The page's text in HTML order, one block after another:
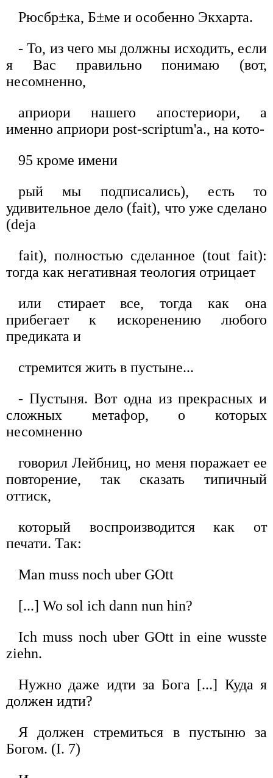
Рюсбр±ка, Б±ме и особенно Экхарта.
- То, из чего мы должны исходить, если
я Вас правильно понимаю (вот,
несомненно,
априори нашего апостериори, а
именно aприори post-scriptum'a., на кото-
95 кроме имени
рый мы подписались), есть то
удивительное дело (fait), что уже сделано
(deja
fait), полностью сделанное (tout fait):
тогда как негативная теология отрицает
или стирает все, тогда как она
прибегает к искоренению любого
предиката и
стремится жить в пустыне...
- Пустыня. Вот одна из прекрасных и
сложных метафор, о которых
несомненно
говорил Лейбниц, но меня поражает ее
повторение, так сказать типичный
оттиск,
который воспроизводится как от
печати. Так:
Man muss noch uber GOtt
[...] Wo sol ich dann nun hin?
Ich muss noch uber GOtt in eine wusste
ziehn.
Нужно даже идти за Бога [...] Куда я
должен идти?
Я должен стремиться в пустыню за
Богом. (I. 7)